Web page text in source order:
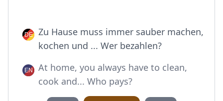
Zu Hause muss immer sauber machen,
kochen und ... Wer bezahlen?
At home, you always have to clean,
cook and... Who pays?